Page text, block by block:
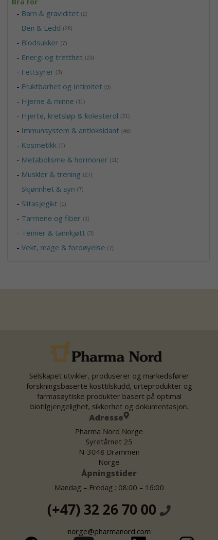
- Barn & graviditet (2)
- Ben & Ledd (28)
- Blodsukker (7)
- Energi og tretthet (23)
- Fettsyrer (3)
- Fruktbarhet og Intimitet (9)
- Hjerne & minne (11)
- Hjerte, kretsløp & kolesterol (21)
- Immunsystem & antioksidant (46)
- Kosmetikk (1)
- Metabolisme & hormoner (11)
- Muskler & trening (27)
- Skjønnhet & syn (7)
- Slitasjegikt (1)
- Tarmene og fiber (1)
- Tenner & tannkjøtt (3)
-Vekt, mage & fordøyelse (7)
Selskapet utvikler, produserer og markedsfører
forskningsbaserte kosttilskudd, urteprodukter og
farmasøytiske produkter basert på optimal
biotilgjengelighet, sikkerhet og dokumentasjon.
Adresse
Pharma Nord Norge
Syretårnet 25
N-3048 Drammen
Norge
Åpningstider
Mandag – Fredag : 08:00 – 16:00
(+47) 32 26 70 00
norge@pharmanord.com